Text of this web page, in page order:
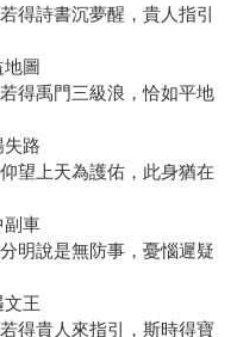
得詩書沉夢醒，貴人指引
圖
得禹門三級浪，恰如平地
路
望上天為護佑，此身猶在
副車
明說是無防事，憂惱遲疑
王
得貴人來指引，斯時得寶